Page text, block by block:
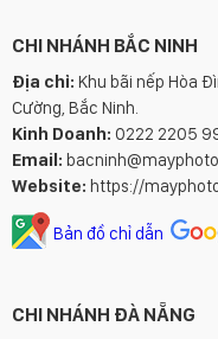
CHI NHÁNH BẮC NINH
Địa chỉ: Khu bãi nếp Hòa
Cường, Bắc Ninh.
Kinh Doanh: 0222 2205
Email:
Website: https://
Bản đồ chỉ dẫn
CHI NHÁNH ĐÀ NẴNG